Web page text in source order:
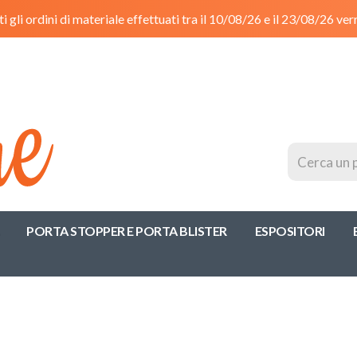
gli ordini di materiale effettuati tra il 10/08/26 e il 23/08/26
Prodotto
PORTA STOPPER E PORTA BLISTER ESPOSITORI